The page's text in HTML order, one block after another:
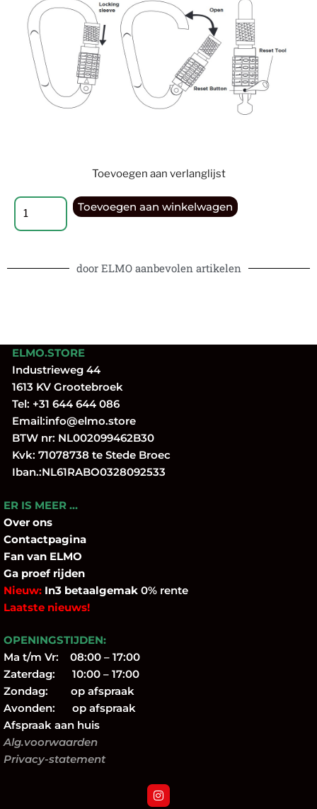
Toevoegen aan verlanglijst
Toevoegen aan winkelwagen
door ELMO aanbevolen artikelen
ELMO.STORE
Industrieweg 44
1613 KV Grootebroek
Tel: +31 644 644 086
Email:info@elmo.store
BTW nr: NL002099462B30
Kvk: 71078738 te Stede Broec
Iban.:NL61RABO0328092533
ER IS MEER …
Over ons
Contactpagina
Fan van ELMO
Ga proef rijden
Nieuw: In3 betaalgemak 0% rente
Laatste nieuws!
OPENINGSTIJDEN:
Ma t/m Vr: 08:00 – 17:00
Zaterdag: 10:00 – 17:00
Zondag: op afspraak
Avonden: op afspraak
Afspraak aan huis
Alg.voorwaarden
Privacy-statement